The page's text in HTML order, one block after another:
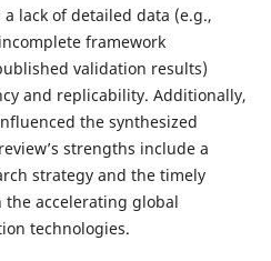
lack of detailed data (e.g.,
framework
validation results)
and replicability. Additionally,
the synthesized
strengths include a
strategy and the timely
the accelerating global
technologies.